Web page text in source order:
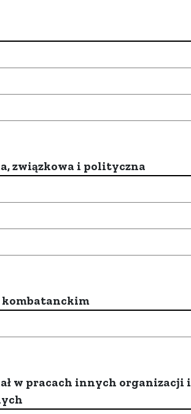
związkowa i polityczna
kombatanckim
w pracach innych organizacji i